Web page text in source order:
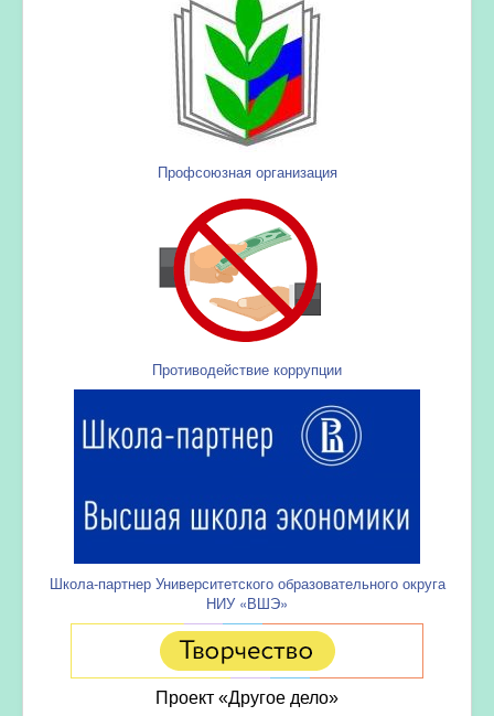
Профсоюзная организация
Противодействие коррупции
Школа-партнер Университетского образовательного округа
НИУ «ВШЭ»
Проект «Другое дело»